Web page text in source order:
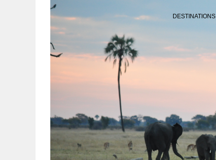
DESTINATIONS